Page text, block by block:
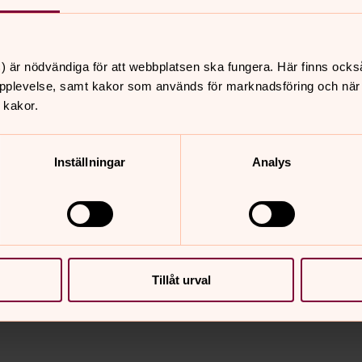
är nödvändiga för att webbplatsen ska fungera. Här finns
samt kakor som används för marknadsföring och
Inställningar Analys
Tillåt urval